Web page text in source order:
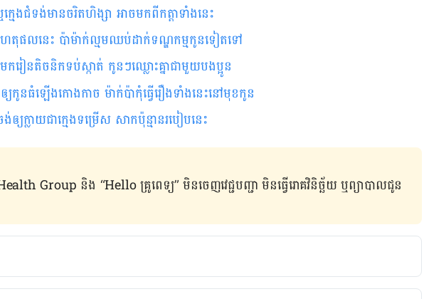
មេងជំទង់មានចរិតហិង្សា អាចមកពីកត្តាទាំងនេះ
េតុផលនេះ ប៉ាម៉ាក់ល្មមឈប់ដាក់ទណ្ឌកម្មកូនទៀតទៅ
ករៀនតិចនិកទប់ស្កាត់ កូនៗឈ្លោះគ្នាជាមួយបងប្អូន
កូនធំឡើងកោងកាច ម៉ាក់ប៉ាកុំធ្វើរឿងទាំងនេះនៅមុខកូន
ឲ្យ​​ក្លាយ​ជា​ក្មេង​ទម្រើស សាក​ប៉ុន្មាន​របៀប​នេះ
Group និង “Hello គ្រូពេទ្យ” មិន​ចេញ​វេជ្ជបញ្ជា មិន​ធ្វើ​រោគវិនិច្ឆ័យ ឬ​ព្យាបាល​ជូន​
effects from Vaccines.